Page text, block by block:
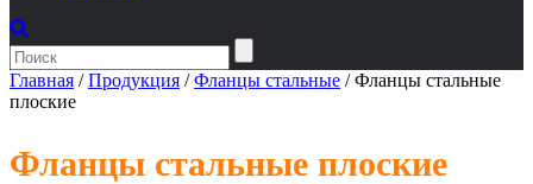
Главная /Продукция /Фланцы стальные /Фланцы стальные
плоские
Фланцы стальные плоские